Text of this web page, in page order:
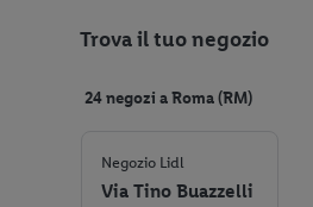
Trova il tuo negozio
24 negozi a Roma (RM)
Negozio Lidl
Via Tino Buazzelli